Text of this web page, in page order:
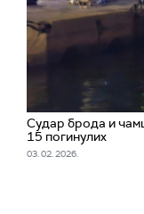
Судар брода и
15 погинулих
03. 02. 2026.